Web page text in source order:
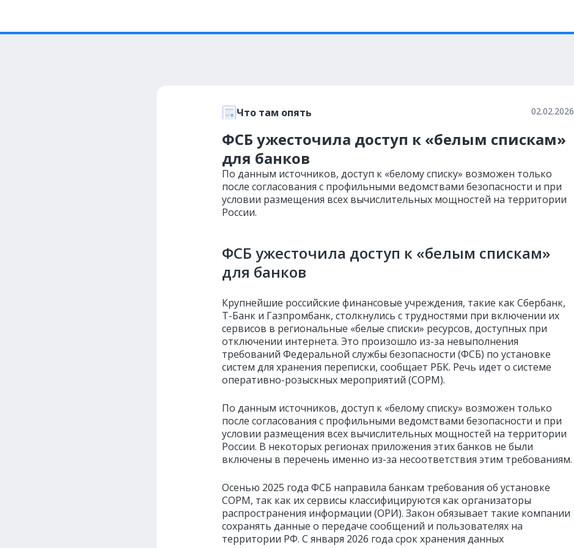
Что там опять 02.02.2026
ФСБ ужесточила доступ к «белым спискам»
для банков
По данным источников, доступ к «белому списку» возможен только
после согласования с профильными ведомствами безопасности и при
условии размещения всех вычислительных мощностей на территории
России.
ФСБ ужесточила доступ к «белым спискам»
для банков
Крупнейшие российские финансовые учреждения, такие как Сбербанк,
Т-Банк и Газпромбанк, столкнулись с трудностями при включении их
сервисов в региональные «белые списки» ресурсов, доступных при
отключении интернета. Это произошло из-за невыполнения
требований Федеральной службы безопасности (ФСБ) по установке
систем для хранения переписки, сообщает РБК. Речь идет о системе
оперативно-розыскных мероприятий (СОРМ).
По данным источников, доступ к «белому списку» возможен только
после согласования с профильными ведомствами безопасности и при
условии размещения всех вычислительных мощностей на территории
России. В некоторых регионах приложения этих банков не были
включены в перечень именно из-за несоответствия этим требованиям.
Осенью 2025 года ФСБ направила банкам требования об установке
СОРМ, так как их сервисы классифицируются как организаторы
распространения информации (ОРИ). Закон обязывает такие компании
сохранять данные о передаче сообщений и пользователях на
территории РФ. С января 2026 года срок хранения данных